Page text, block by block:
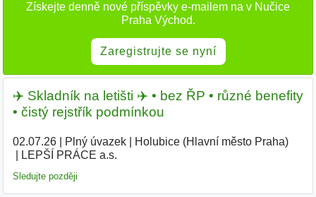
Získejte denně nové příspěvky e-mailem na v Nučice
Praha Východ.
Zaregistrujte se nyní
✈️ Skladník na letišti ✈️ • bez ŘP • různé benefity
• čistý rejstřík podmínkou
02.07.26| Plný úvazek| Holubice (Hlavní město Praha)|
LEPŠÍ PRÁCE a.s.
Sledujte později